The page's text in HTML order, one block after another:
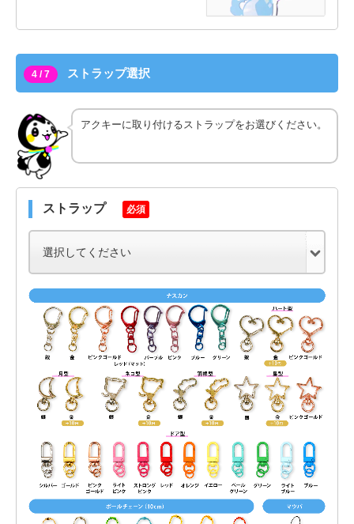
4 / 7 ストラップ選択
アクキーに取り付けるストラップをお選びください。
ストラップ 必須